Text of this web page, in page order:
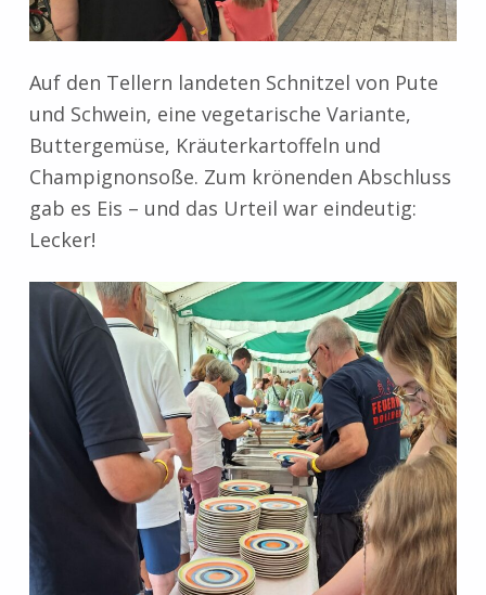
Auf den Tellern landeten Schnitzel von Pute
und Schwein, eine vegetarische Variante,
Buttergemüse, Kräuterkartoffeln und
Champignonsoße. Zum krönenden Abschluss
gab es Eis – und das Urteil war eindeutig:
Lecker!